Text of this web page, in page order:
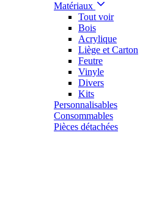
Matériaux
Tout voir
Bois
Acrylique
Liège et Carton
Feutre
Vinyle
Divers
Kits
Personnalisables
Consommables
Pièces détachées